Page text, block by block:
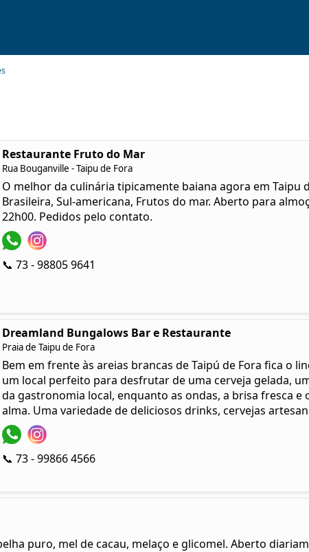
Restaurante Fruto do Mar
Rua Bouganville - Taipu de Fora
O melhor da culinária tipicamente baiana agora em Taipu
Brasileira, Sul-americana, Frutos do mar. Aberto para
22h00. Pedidos pelo contato.
📞 73 - 98805 9641
Dreamland Bungalows Bar e Restaurante
Praia de Taipu de Fora
Bem em frente às areias brancas de Taipú de Fora fica o
um local perfeito para desfrutar de uma cerveja gelada,
da gastronomia local, enquanto as ondas, a brisa fresca
alma. Uma variedade de deliciosos drinks, cervejas
📞 73 - 99866 4566
puro, mel de cacau, melaço e glicomel. Aberto